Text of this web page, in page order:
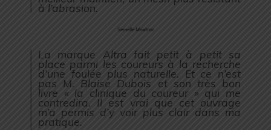
à l’abrasion.
Semelle Maxtrac
La marque Altra fait petit à petit sa
place parmi les coureurs à la recherche
d’une foulée plus naturelle. Et ce n’est
pas M. Blaise Dubois et son très bon
livre « la clinique du coureur » qui me
contredira. Il est vrai que cet ouvrage
m’a permis d’y voir plus clair dans ma
pratique.